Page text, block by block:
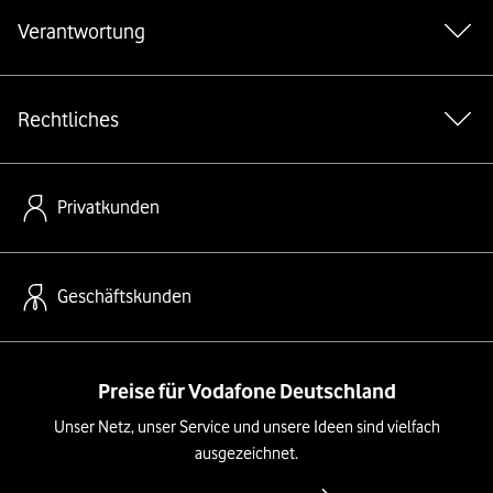
Verantwortung
Rechtliches
Privatkunden
Geschäftskunden
Preise für Vodafone Deutschland
Unser Netz, unser Service und unsere Ideen sind vielfach
ausgezeichnet.